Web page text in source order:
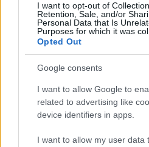
I want to opt-out of
Retention, Sale, and/or
Personal Data that Is
Purposes for which it was
Opted Out
Google consents
I want to allow Google to
related to advertising like
device identifiers in apps.
I want to allow my user data
Continua a leggere